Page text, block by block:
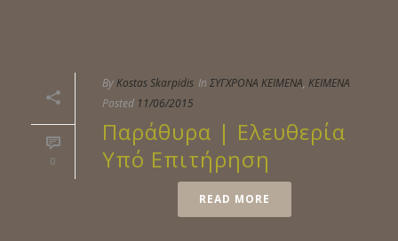
0
ByKostas Skarpidis In ΣΥΓΧΡΟΝΑ ΚΕΙΜΕΝΑ, ΚΕΙΜΕΝΑ
Posted 11/06/2015
Παράθυρα | Ελευθερία
Υπό Επιτήρηση
READ MORE